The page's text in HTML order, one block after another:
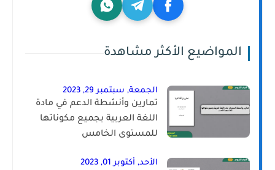
المواضيع الأكثر مشاهدة
الجمعة, سبتمبر 29, 2023
تمارين وأنشطة الدعم في مادة
اللغة العربية بجميع مكوناتها
للمستوى الخامس
الأحد, أكتوبر 01, 2023